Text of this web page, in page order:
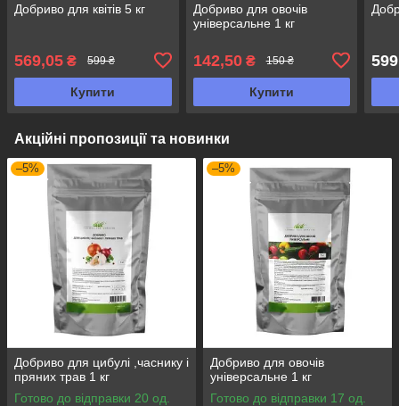
Добриво для квітів 5 кг
569,05 ₴ 599 ₴
Купити
Добриво для овочів
універсальне 1 кг
142,50₴ 150 ₴
Купити
599
Акційні пропозиції та новинки
–5%
Добриво для цибулі ,часнику і
пряних трав 1 кг
Готово до відправки 20 од.
–5%
Добриво для овочів
універсальне 1 кг
Готово до відправки 17 од.